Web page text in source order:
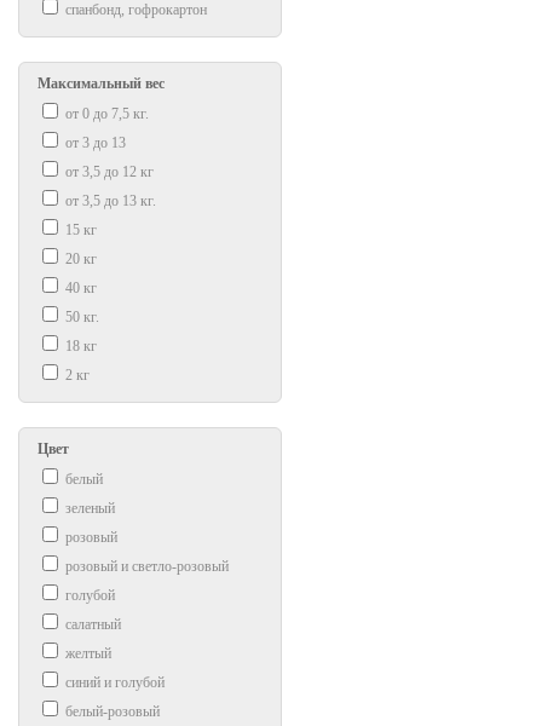
спанбонд, гофрокартон
Максимальный вес
от 0 до 7,5 кг.
от 3 до 13
от 3,5 до 12 кг
от 3,5 до 13 кг.
15 кг
20 кг
40 кг
50 кг.
18 кг
2 кг
Цвет
белый
зеленый
розовый
розовый и светло-розовый
голубой
салатный
желтый
синий и голубой
белый-розовый